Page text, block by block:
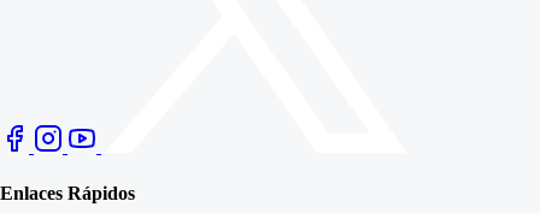
Enlaces Rápidos